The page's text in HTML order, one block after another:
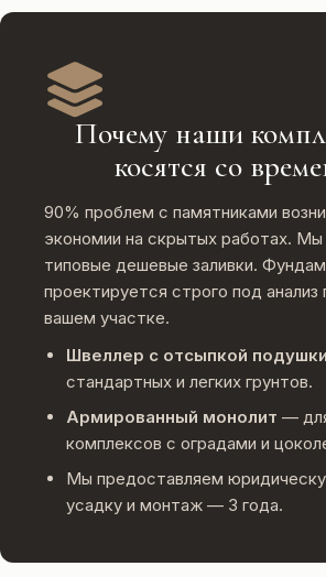
Почему наши
косятся со
90% проблем с памятниками
экономии на скрытых работах. Мы
типовые дешевые заливки.
проектируется строго под анализ
вашем участке.
Швеллер с отсыпкой подушки
стандартных и легких грунтов.
Армированный монолит —
комплексов с оградами и
Мы предоставляем
усадку и монтаж — 3 года.